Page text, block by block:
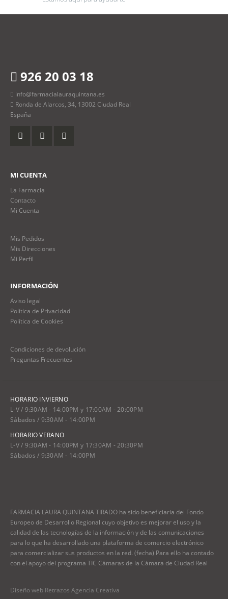
926 20 03 18
info@farmacialauraquintana.es
Ronda de Alarcos, 34, 13002 Ciudad Real
España
MI CUENTA
La Farmacia
Contacto
Mi Cuenta
Mis Pedidos
Mis Direcciones
Mi Perfil
INFORMACIÓN
Aviso legal
Política de Privacidad
Política de Cookies
Condiciones de devolución
Preguntas Frecuentes
HORARIO INVIERNO
L-V / 9:30AM - 14:00PM y 17:00AM - 20:00PM
Sábados / 9:30AM - 14:00PM
HORARIO VERANO
L-V / 9:30AM - 14:00PM y 17:30AM - 20:30PM
Sábados / 9:30AM - 14:00PM
FARMACIA LAURA QUINTANA TIRADO ha sido beneficiaria del Fondo
Europeo de Desarrollo Regional cuyo objetivo es mejorar el uso y la
calidad de las tecnologías de la información y de las comunicaciones
para lo que ha desarrollado una plataforma de comercio electrónico
para comercializar sus productos en la red. (fecha) Para ello ha contado
con el apoyo del programa TIC Cámaras de la Cámara de Ciudad Real
Diseño web Retrazos Agencia Creativa